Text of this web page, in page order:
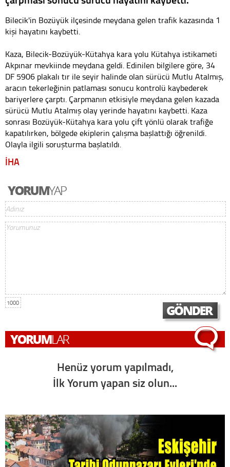
Bilecik'in Bozüyük ilçesinde meydana gelen trafik kazasında 1
kişi hayatını kaybetti.
Kaza, Bilecik-Bozüyük-Kütahya kara yolu Kütahya istikameti
Akpınar mevkiinde meydana geldi. Edinilen bilgilere göre, 34
DF 5906 plakalı tır ile seyir halinde olan sürücü Mutlu Atalmış,
aracın tekerleğinin patlaması sonucu kontrolü kaybederek
bariyerlere çarptı. Çarpmanın etkisiyle meydana gelen kazada
sürücü Mutlu Atalmış olay yerinde hayatını kaybetti. Kaza
sonrası Bozüyük-Kütahya kara yolu çift yönlü olarak trafiğe
kapatılırken, bölgede ekiplerin çalışma başlattığı öğrenildi.
Olayla ilgili soruşturma başlatıldı.
İHA
1000
Henüz yorum yapılmadı,
İlk Yorum yapan siz olun...